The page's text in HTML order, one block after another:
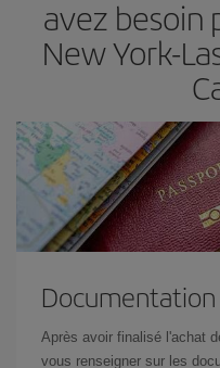
recherche, vous pourrez
avez besoin
New York-
Après avoir finalisé l'achat
vous renseigner sur les